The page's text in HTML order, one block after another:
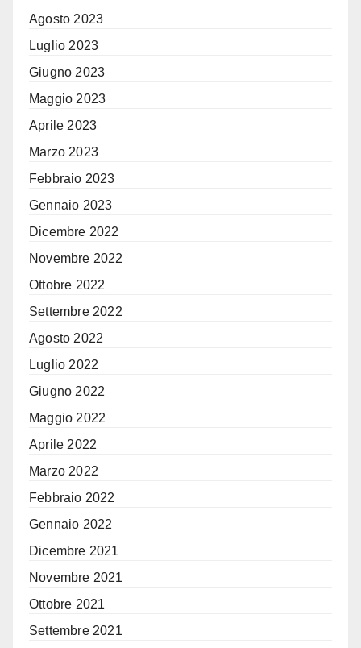
Agosto 2023
Luglio 2023
Giugno 2023
Maggio 2023
Aprile 2023
Marzo 2023
Febbraio 2023
Gennaio 2023
Dicembre 2022
Novembre 2022
Ottobre 2022
Settembre 2022
Agosto 2022
Luglio 2022
Giugno 2022
Maggio 2022
Aprile 2022
Marzo 2022
Febbraio 2022
Gennaio 2022
Dicembre 2021
Novembre 2021
Ottobre 2021
Settembre 2021